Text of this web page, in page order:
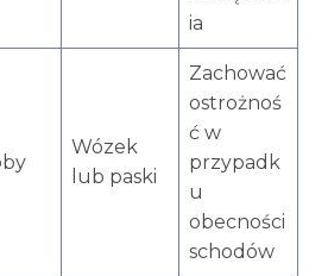
ia
Wózek
lub paski
Zachować
ostrożnoś
ć w
przypadk
u
obecności
schodów